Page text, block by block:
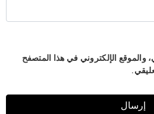
والموقع الإلكتروني في هذا المتصفح